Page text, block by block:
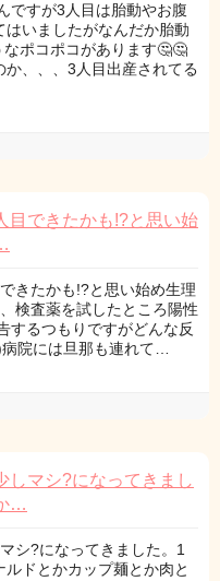
ですが3人目は胎動やお腹
いましたがなんだか胎動
ポコポコがあります🤔🤔
、、、3人目出産されてる
目できたかも!?と思い始
きたかも!?と思い始め生理
検査薬を試したところ陽性
するつもりですがどんな反
院には旦那も連れて…
しマシ?になってきまし
…
シ?になってきました。1
ドとかカップ麺とか肉と